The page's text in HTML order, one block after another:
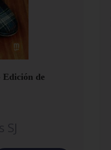
Edición de